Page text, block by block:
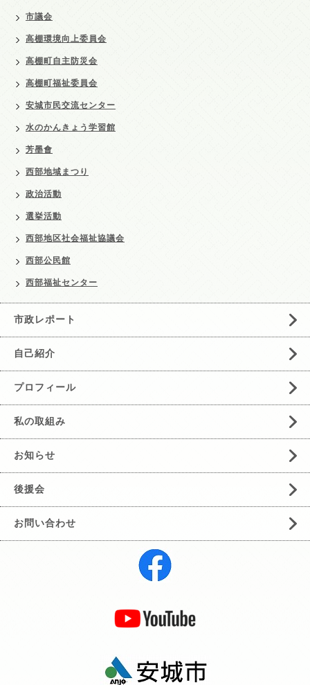
市議会
高棚環境向上委員会
高棚町自主防災会
高棚町福祉委員会
安城市民交流センター
水のかんきょう学習館
芳墨會
西部地域まつり
政治活動
選挙活動
西部地区社会福祉協議会
西部公民館
西部福祉センター
市政レポート
自己紹介
プロフィール
私の取組み
お知らせ
後援会
お問い合わせ